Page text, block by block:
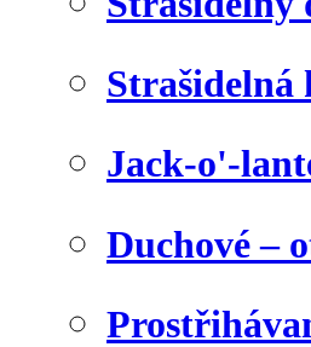
Strašidelná
Jack-o'-
Duchové –